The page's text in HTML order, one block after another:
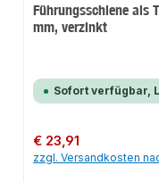
Führungsschiene als
mm, verzinkt
Sofort verfügbar,
Regulärer Preis:
€ 23,91
zzgl. Versandkosten